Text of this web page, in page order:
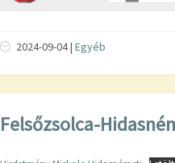
2024-09-04| Egyéb
Felsőzsolca-